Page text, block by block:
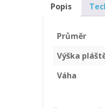
Popis
Průměr
Výška
Váha